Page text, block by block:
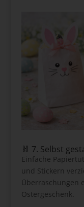
🐰 7. Selbst
Einfache
und Stickern
Überraschungen
Ostergeschenk.